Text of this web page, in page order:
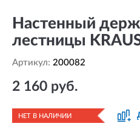
Настенный
лестницы
Артикул: 200082
2 160 руб.
НЕТ В НАЛИЧИИ